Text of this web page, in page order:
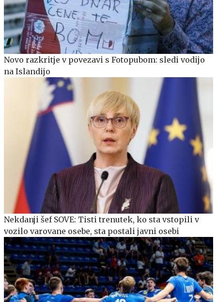
Novo razkritje v povezavi s Fotopubom: sledi vodijo
na Islandijo
Nekdanji šef SOVE: Tisti trenutek, ko sta vstopili v
vozilo varovane osebe, sta postali javni osebi